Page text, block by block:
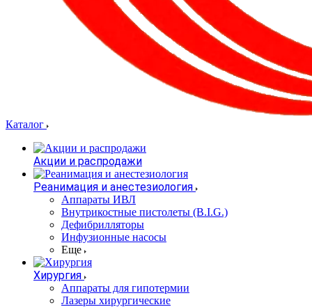
Каталог
Акции и распродажи
Реанимация и анестезиология
Аппараты ИВЛ
Внутрикостные пистолеты (B.I.G.)
Дефибрилляторы
Инфузионные насосы
Еще
Хирургия
Аппараты для гипотермии
Лазеры хирургические